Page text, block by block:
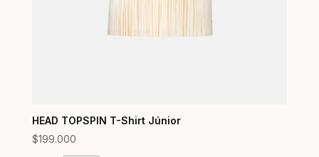
HEAD TOPSPIN T-Shirt Júnior
$199.000